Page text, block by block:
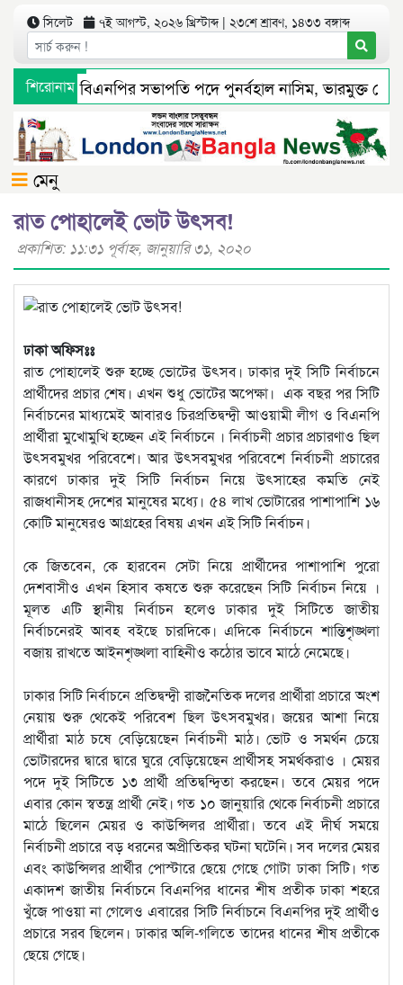
সিলেট ৭ই আগস্ট, ২০২৬ খ্রিস্টাব্দ | ২৩শে শ্রাবণ, ১৪৩৩ বঙ্গাব্দ
শিরোনাম
মহানগর বিএনপির সভাপতি পদে পুনর্বহাল নাসিম, ভারমুক্ত লোদী
সংবাদ প্রকাশের পর সিলেট টিটিসির প্রতারক ড্রাইভার বিল্লাল
মেনু
রাত পোহালেই ভোট উৎসব!
প্রকাশিত: ১১:৩১ পূর্বাহ্ণ, জানুয়ারি ৩১, ২০২০
ঢাকা অফিসঃঃ
রাত পোহালেই শুরু হচ্ছে ভোটের উৎসব। ঢাকার দুই সিটি নির্বাচনে
প্রার্থীদের প্রচার শেষ। এখন শুধু ভোটের অপেক্ষা। এক বছর পর সিটি
নির্বাচনের মাধ্যমেই আবারও চিরপ্রতিদ্বন্দ্বী আওয়ামী লীগ ও বিএনপি
প্রার্থীরা মুখোমুখি হচ্ছেন এই নির্বাচনে । নির্বাচনী প্রচার প্রচারণাও ছিল
উৎসবমুখর পরিবেশে। আর উৎসবমুখর পরিবেশে নির্বাচনী প্রচারের
কারণে ঢাকার দুই সিটি নির্বাচন নিয়ে উৎসাহের কমতি নেই
রাজধানীসহ দেশের মানুষের মধ্যে। ৫৪ লাখ ভোটারের পাশাপাশি ১৬
কোটি মানুষেরও আগ্রহের বিষয় এখন এই সিটি নির্বাচন।
কে জিতবেন, কে হারবেন সেটা নিয়ে প্রার্থীদের পাশাপাশি পুরো
দেশবাসীও এখন হিসাব কষতে শুরু করেছেন সিটি নির্বাচন নিয়ে ।
মূলত এটি স্থানীয় নির্বাচন হলেও ঢাকার দুই সিটিতে জাতীয়
নির্বাচনেরই আবহ বইছে চারদিকে। এদিকে নির্বাচনে শান্তিশৃঙ্খলা
বজায় রাখতে আইনশৃঙ্খলা বাহিনীও কঠোর ভাবে মাঠে নেমেছে।
ঢাকার সিটি নির্বাচনে প্রতিদ্বন্দ্বী রাজনৈতিক দলের প্রার্থীরা প্রচারে অংশ
নেয়ায় শুরু থেকেই পরিবেশ ছিল উৎসবমুখর। জয়ের আশা নিয়ে
প্রার্থীরা মাঠ চষে বেড়িয়েছেন নির্বাচনী মাঠ। ভোট ও সমর্থন চেয়ে
ভোটারদের দ্বারে দ্বারে ঘুরে বেড়িয়েছেন প্রার্থীসহ সমর্থকরাও । মেয়র
পদে দুই সিটিতে ১৩ প্রার্থী প্রতিদ্বন্দ্বিতা করছেন। তবে মেয়র পদে
এবার কোন স্বতন্ত্র প্রার্থী নেই। গত ১০ জানুয়ারি থেকে নির্বাচনী প্রচারে
মাঠে ছিলেন মেয়র ও কাউন্সিলর প্রার্থীরা। তবে এই দীর্ঘ সময়ে
নির্বাচনী প্রচারে বড় ধরনের অপ্রীতিকর ঘটনা ঘটেনি। সব দলের মেয়র
এবং কাউন্সিলর প্রার্থীর পোস্টারে ছেয়ে গেছে গোটা ঢাকা সিটি। গত
একাদশ জাতীয় নির্বাচনে বিএনপির ধানের শীষ প্রতীক ঢাকা শহরে
খুঁজে পাওয়া না গেলেও এবারের সিটি নির্বাচনে বিএনপির দুই প্রার্থীও
প্রচারে সরব ছিলেন। ঢাকার অলি-গলিতে তাদের ধানের শীষ প্রতীকে
ছেয়ে গেছে।